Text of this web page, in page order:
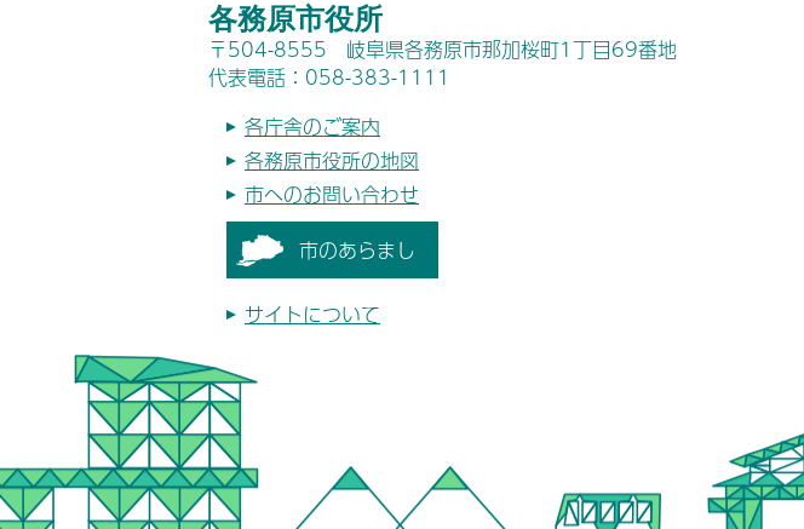
各務原市役所
〒504-8555 岐阜県各務原市那加桜町1丁目69番地
代表電話：058-383-1111
各庁舎のご案内
各務原市役所の地図
市へのお問い合わせ
市のあらまし
サイトについて